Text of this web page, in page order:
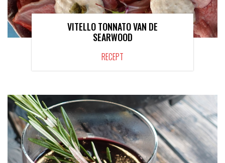
VITELLO TONNATO VAN DE
SEARWOOD
RECEPT